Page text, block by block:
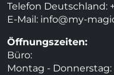
Telefon Deutschland:
E-Mail: info@my-
Öffnungszeiten:
Büro:
Montag - Donnerstag: